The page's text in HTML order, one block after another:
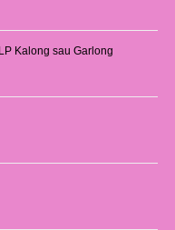
Kalong sau Garlong